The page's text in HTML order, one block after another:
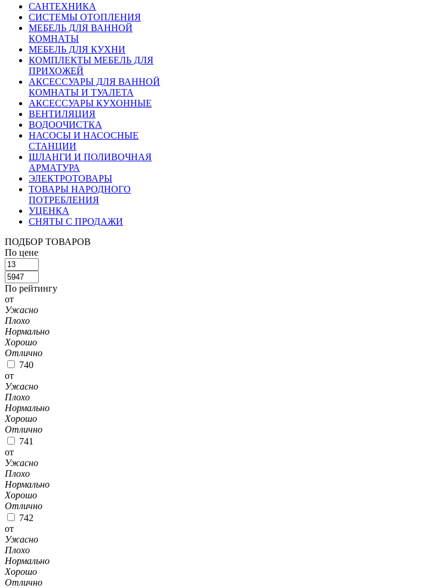
САНТЕХНИКА
СИСТЕМЫ ОТОПЛЕНИЯ
МЕБЕЛЬ ДЛЯ ВАННОЙ
КОМНАТЫ
МЕБЕЛЬ ДЛЯ КУХНИ
КОМПЛЕКТЫ МЕБЕЛЬ ДЛЯ
ПРИХОЖЕЙ
АКСЕССУАРЫ ДЛЯ ВАННОЙ
КОМНАТЫ И ТУАЛЕТА
АКСЕССУАРЫ КУХОННЫЕ
ВЕНТИЛЯЦИЯ
ВОДООЧИСТКА
НАСОСЫ И НАСОСНЫЕ
СТАНЦИИ
ШЛАНГИ И ПОЛИВОЧНАЯ
АРМАТУРА
ЭЛЕКТРОТОВАРЫ
ТОВАРЫ НАРОДНОГО
ПОТРЕБЛЕНИЯ
УЦЕНКА
СНЯТЫ С ПРОДАЖИ
ПОДБОР ТОВАРОВ
По цене
По рейтингу
от
Ужасно
Плохо
Нормально
Хорошо
Отлично
740
от
Ужасно
Плохо
Нормально
Хорошо
Отлично
741
от
Ужасно
Плохо
Нормально
Хорошо
Отлично
742
от
Ужасно
Плохо
Нормально
Хорошо
Отлично